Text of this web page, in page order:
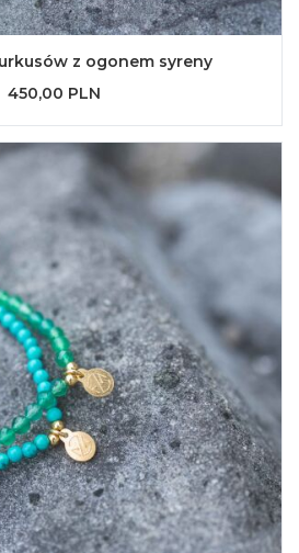
z ogonem syreny
450,00 PLN